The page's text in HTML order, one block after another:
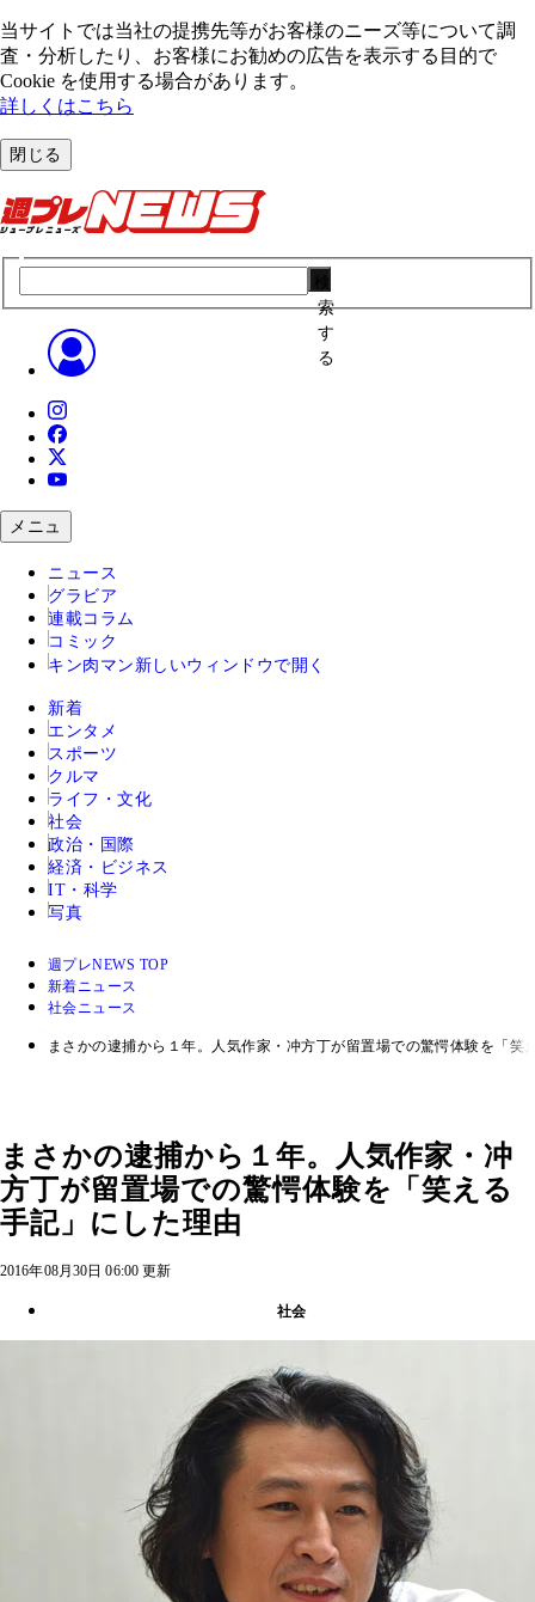
当サイトでは当社の提携先等がお客様のニーズ等について調
査・分析したり、お客様にお勧めの広告を表⽰する⽬的で
Cookie を使⽤する場合があります。
詳しくはこちら
閉じる
索
す
る
メニュ
ニュース
グラビア
連載コラム
コミック
キン肉マン 新しいウィンドウで開く
新着
エンタメ
スポーツ
クルマ
ライフ・文化
社会
政治・国際
経済・ビジネス
IT・科学
写真
週プレNEWS TOP
新着ニュース
社会ニュース
まさかの逮捕から１年。人気作家・冲方丁が留置場での驚愕体験を「笑
まさかの逮捕から１年。人気作家・冲
方丁が留置場での驚愕体験を「笑える
手記」にした理由
2016年08月30日 06:00 更新
社会